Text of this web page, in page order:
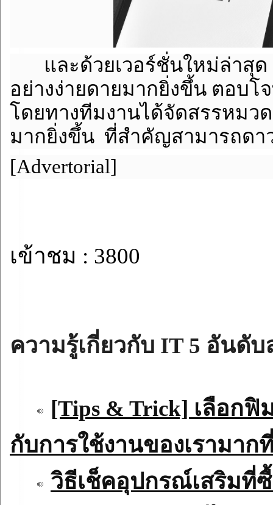
และด้วยเวอร์ชั่นใหม่ล่าสุด
อย่างง่ายดายมากยิ่งขึ้น ตอบ
โดยทางทีมงานได้จัดสรรหมว
มากยิ่งขึ้น ที่สำคัญสามารถดา
[Advertorial]
เข้าชม : 3800
ความรู้เกี่ยวกับ IT 5 อันดับ
[Tips & Trick] เลือกฟิ
กับการใช้งานของเรามา
วิธีเช็คอุปกรณ์เสริมที่